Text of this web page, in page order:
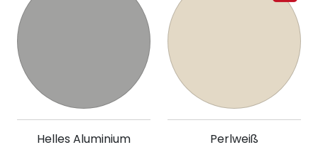
Helles Aluminium Perlweiß